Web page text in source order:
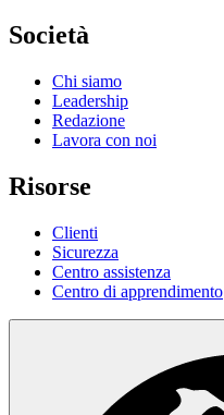
Società
Chi siamo
Leadership
Redazione
Lavora con noi
Risorse
Clienti
Sicurezza
Centro assistenza
Centro di apprendimento